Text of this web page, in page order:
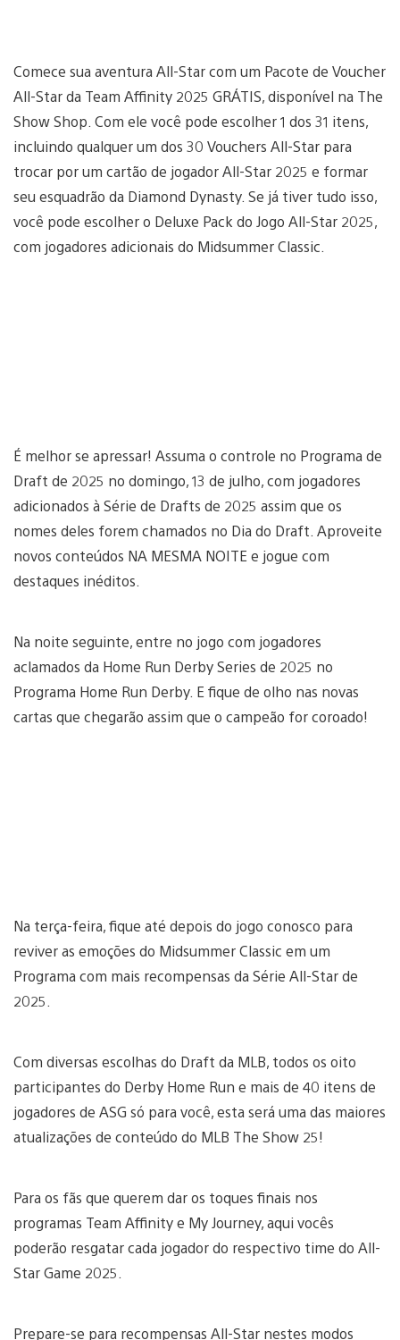
Comece sua aventura All-Star com um Pacote de Voucher
All-Star da Team Affinity 2025 GRÁTIS, disponível na The
Show Shop. Com ele você pode escolher 1 dos 31 itens,
incluindo qualquer um dos 30 Vouchers All-Star para
trocar por um cartão de jogador All-Star 2025 e formar
seu esquadrão da Diamond Dynasty. Se já tiver tudo isso,
você pode escolher o Deluxe Pack do Jogo All-Star 2025,
com jogadores adicionais do Midsummer Classic.
É melhor se apressar! Assuma o controle no Programa de
Draft de 2025 no domingo, 13 de julho, com jogadores
adicionados à Série de Drafts de 2025 assim que os
nomes deles forem chamados no Dia do Draft. Aproveite
novos conteúdos NA MESMA NOITE e jogue com
destaques inéditos.
Na noite seguinte, entre no jogo com jogadores
aclamados da Home Run Derby Series de 2025 no
Programa Home Run Derby. E fique de olho nas novas
cartas que chegarão assim que o campeão for coroado!
Na terça-feira, fique até depois do jogo conosco para
reviver as emoções do Midsummer Classic em um
Programa com mais recompensas da Série All-Star de
2025.
Com diversas escolhas do Draft da MLB, todos os oito
participantes do Derby Home Run e mais de 40 itens de
jogadores de ASG só para você, esta será uma das maiores
atualizações de conteúdo do MLB The Show 25!
Para os fãs que querem dar os toques finais nos
programas Team Affinity e My Journey, aqui vocês
poderão resgatar cada jogador do respectivo time do All-
Star Game 2025.
Prepare-se para recompensas All-Star nestes modos